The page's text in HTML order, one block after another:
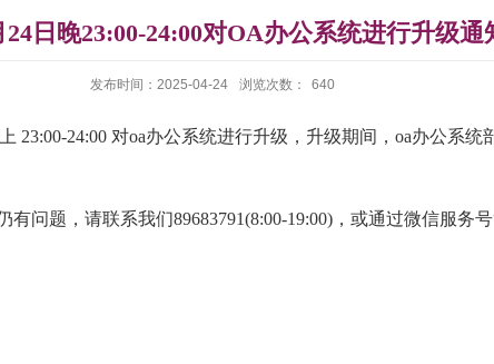
24日晚23:00-24:00对OA办公系统进行升级通
发布时间：2025-04-24 浏览次数： 640
23:00-24:00 对oa办公系统进行升级，升级期间， oa办公系统
有问题，请联系我们89683791(8:00-19:00)， 或通过微信服务号